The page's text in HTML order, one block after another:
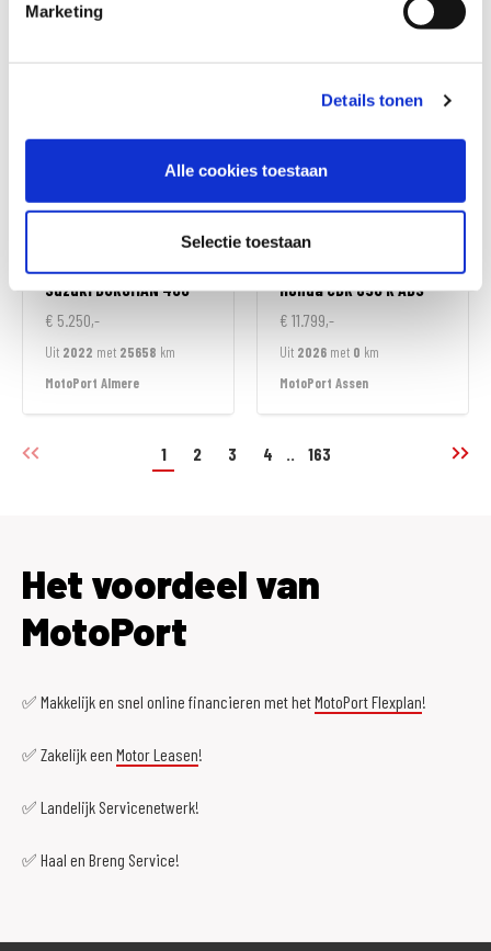
Marketing
Details tonen
Alle cookies toestaan
Selectie toestaan
MotoPort Goes
MotoPort Goes
SuzukiBURGMAN 400
€ 5.250,-
Uit 2022 met 25658 km
MotoPort Almere
HondaCBR 650 R ABS
€ 11.799,-
Uit 2026 met 0 km
MotoPort Assen
1 2 3 4 .. 163
Het voordeel van
MotoPort
✅ Makkelijk en snel online financieren met hetMotoPort Flexplan!
✅ Zakelijk een Motor Leasen!
✅ Landelijk Servicenetwerk!
✅ Haal en Breng Service!